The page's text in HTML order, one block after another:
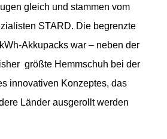
gleich und stammen vom
STARD. Die begrenzte
Akkupacks war – neben der
größte Hemmschuh bei der
innovativen Konzeptes, das
Länder ausgerollt werden